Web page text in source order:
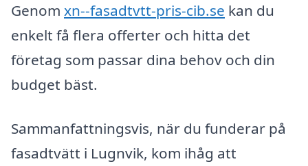
Genom xn--fasadtvtt-pris-cib.se kan du
enkelt få flera offerter och hitta det
företag som passar dina behov och din
budget bäst.
Sammanfattningsvis, när du funderar på
fasadtvätt i Lugnvik, kom ihåg att